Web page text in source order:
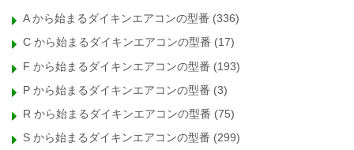
A から始まるダイキンエアコンの型番 (336)
C から始まるダイキンエアコンの型番 (17)
F から始まるダイキンエアコンの型番 (193)
P から始まるダイキンエアコンの型番 (3)
R から始まるダイキンエアコンの型番 (75)
S から始まるダイキンエアコンの型番 (299)